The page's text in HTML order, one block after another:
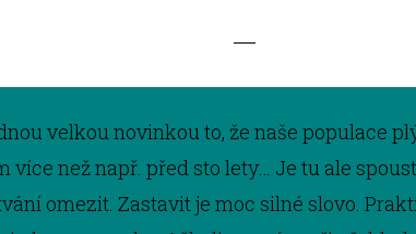
velkou novinkou to, že naše populace
více než např. před sto lety… Je tu ale
omezit. Zastavit je moc silné slovo.